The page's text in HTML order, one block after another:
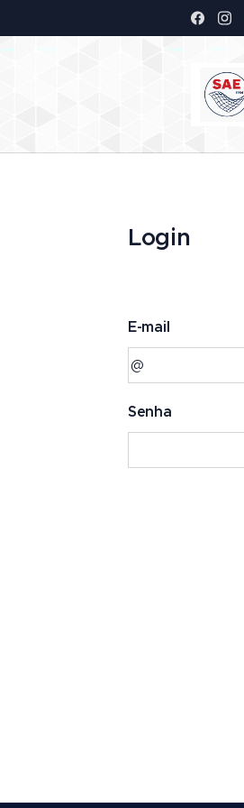
Login
E-mail
Senha